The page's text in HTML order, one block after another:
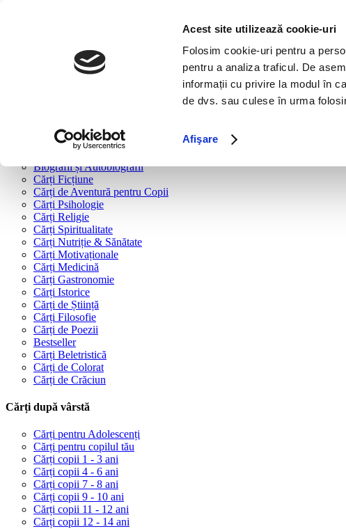
Acest site utilizează cookie-uri
Folosim cookie-uri pentru a
pentru a analiza traficul. De
informații cu privire la modul în
de dvs. sau culese în urma
Afişare
Cărți după tipologie
Cărți Dezvoltare Personală
Cărți Familie & Cuplu
Biografii și Autobiografii
Cărți Ficțiune
Cărți de Aventură pentru Copii
Cărți Psihologie
Cărți Religie
Cărți Spiritualitate
Cărți Nutriție & Sănătate
Cărți Motivaționale
Cărți Medicină
Cărți Gastronomie
Cărți Istorice
Cărți de Știință
Cărți Filosofie
Cărți de Poezii
Bestseller
Cărți Beletristică
Cărți de Colorat
Cărți de Crăciun
Cărți după vârstă
Cărți pentru Adolescenți
Cărți pentru copilul tău
Cărți copii 1 - 3 ani
Cărți copii 4 - 6 ani
Cărți copii 7 - 8 ani
Cărți copii 9 - 10 ani
Cărți copii 11 - 12 ani
Cărți copii 12 - 14 ani